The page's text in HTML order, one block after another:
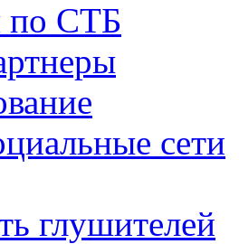
по СТБ
сети
глушителей